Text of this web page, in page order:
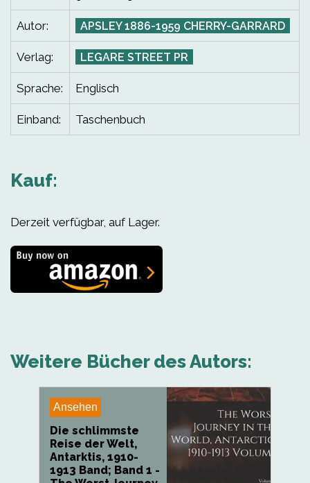
Autor: APSLEY 1886-1959 CHERRY-GARRARD
Verlag: LEGARE STREET PR
Sprache: Englisch
Einband: Taschenbuch
Kauf:
Derzeit verfügbar, auf Lager.
Weitere Bücher des Autors:
Ansehen
Die schlimmste
Reise der Welt,
Antarktis, 1910-
1913 Band; Band 1 -